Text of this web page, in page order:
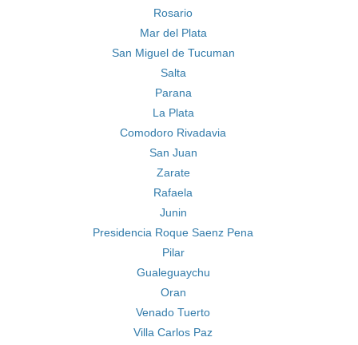
Rosario
Mar del Plata
San Miguel de Tucuman
Salta
Parana
La Plata
Comodoro Rivadavia
San Juan
Zarate
Rafaela
Junin
Presidencia Roque Saenz Pena
Pilar
Gualeguaychu
Oran
Venado Tuerto
Villa Carlos Paz